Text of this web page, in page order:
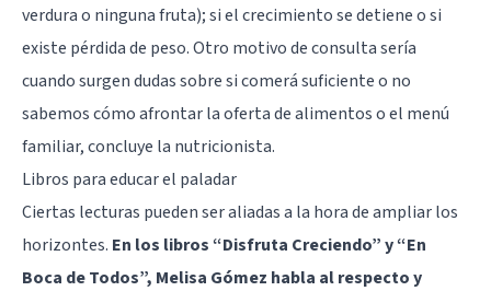
verdura o ninguna fruta); si el crecimiento se detiene o si
existe pérdida de peso. Otro motivo de consulta sería
cuando surgen dudas sobre si comerá suficiente o no
sabemos cómo afrontar la oferta de alimentos o el menú
familiar, concluye la nutricionista.
Libros para educar el paladar
Ciertas lecturas pueden ser aliadas a la hora de ampliar los
horizontes. En los libros “Disfruta Creciendo” y “En
Boca de Todos”, Melisa Gómez habla al respecto y